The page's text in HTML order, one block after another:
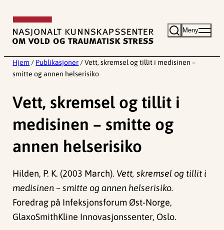
innhold
Meny
Hjem / Publikasjoner / Vett, skremsel og tillit i medisinen –
smitte og annen helserisiko
Vett, skremsel og tillit i
medisinen – smitte og
annen helserisiko
Hilden, P. K. (2003 March). Vett, skremsel og tillit i
medisinen – smitte og annen helserisiko.
Foredrag på Infeksjonsforum Øst-Norge,
GlaxoSmithKline Innovasjonssenter, Oslo.